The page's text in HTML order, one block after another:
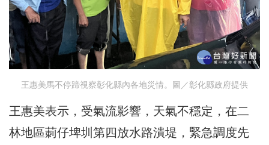
王惠美馬不停蹄視察彰化縣內各地災情。圖／彰化縣政府提供
王惠美表示，受氣流影響，天氣不穩定，在二
林地區莿仔埤圳第四放水路潰堤，緊急調度先